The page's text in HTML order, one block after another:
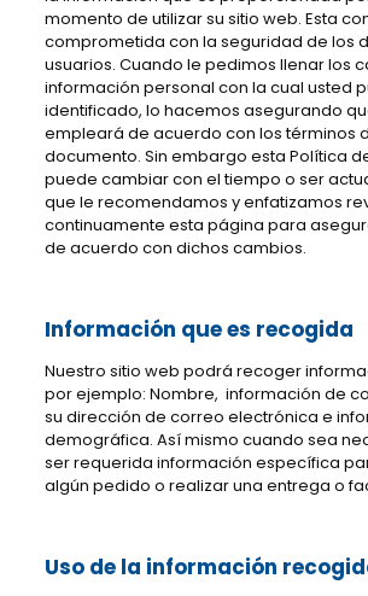
momento de utilizar su sitio web. Esta
comprometida con la seguridad de los
usuarios. Cuando le pedimos llenar los
información personal con la cual usted
identificado, lo hacemos asegurando
empleará de acuerdo con los términos
documento. Sin embargo esta Política
puede cambiar con el tiempo o ser
que le recomendamos y enfatizamos
continuamente esta página para
de acuerdo con dichos cambios.
Información que es recogida
Nuestro sitio web podrá recoger
por ejemplo: Nombre, información de
su dirección de correo electrónica e
demográfica. Así mismo cuando sea
ser requerida información específica
algún pedido o realizar una entrega o
Uso de la información